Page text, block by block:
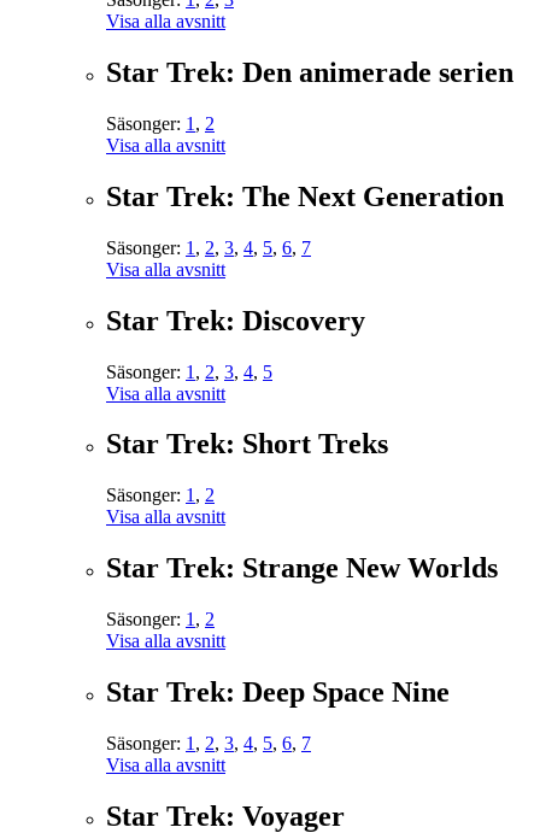
Visa alla avsnitt
Star Trek: Den animerade serien
Säsonger: 1 , 2
Visa alla avsnitt
Star Trek: The Next Generation
Säsonger: 1 , 2, 3, 4, 5, 6, 7
Visa alla avsnitt
Star Trek: Discovery
Säsonger: 1 , 2, 3, 4, 5
Visa alla avsnitt
Star Trek: Short Treks
Säsonger: 1 , 2
Visa alla avsnitt
Star Trek: Strange New Worlds
Säsonger: 1 , 2
Visa alla avsnitt
Star Trek: Deep Space Nine
Säsonger: 1 , 2, 3, 4, 5, 6, 7
Visa alla avsnitt
Star Trek: Voyager